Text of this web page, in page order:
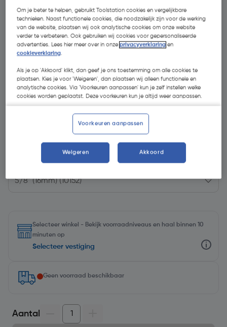
- 10 %
€ 6,58
Kies productvariant(3)
Selecteer winkel - Bekijk voorraadniveaus en haal binnen 10
minuten op
Selecteer vestiging
Geen voorraad beschikbaar
Aantal
Om je beter te helpen, gebruikt Toolstation cookies en vergelijkbare
technieken. Naast functionele cookies, die noodzakelijk zijn voor de werking
van de website, plaatsen wij ook analytische cookies om onze website
verder te verbeteren. Ook gebruiken wij cookies voor gepersonaliseerde
advertenties. Lees hier meer over in onzeprivacyverklaring en
cookieverklaring.
Als je op 'Akkoord' klikt, dan geef je ons toestemming om alle cookies te
plaatsen. Kies je voor 'Weigeren', dan plaatsen wij alleen functionele en
analytische cookies. Via 'Voorkeuren aanpassen' kun je zelf instellen welke
cookies worden geplaatst. Deze voorkeuren kun je altijd weer aanpassen.
Voorkeuren aanpassen
Weigeren Akkoord